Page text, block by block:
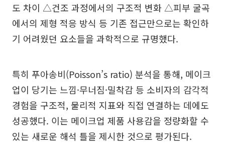
도 차이 △건조 과정에서의 구조적 변화 △피부 굴곡
에서의 제형 적응 방식 등 기존 접근만으로는 확인하
기 어려웠던 요소들을 과학적으로 규명했다.
특히 푸아송비(Poisson’s ratio) 분석을 통해, 메이크
업이 당기는 느낌·무너짐·밀착감 등 소비자의 감각적
경험을 구조적, 물리적 지표와 직접 연결하는 데에도
성공했다. 이는 메이크업 제품 사용감을 정량화할 수
있는 새로운 해석 틀을 제시한 것으로 평가된다.